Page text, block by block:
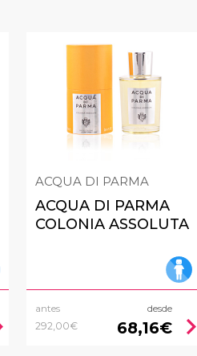
ACQUA DI PARMA
ACQUA DI PARMA
COLONIA ASSOLUTA
antes
292,00€
desde
68,16€ chevron_right